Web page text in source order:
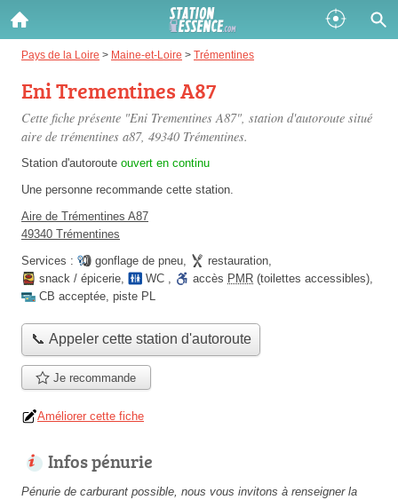
Pays de la Loire > Maine-et-Loire > Trémentines
Eni Trementines A87
Cette fiche présente "Eni Trementines A87", station d'autoroute situé
aire de trémentines a87, 49340 Trémentines.
Station d'autoroute ouvert en continu
Une personne recommande cette station.
Aire de Trémentines A87
49340 Trémentines
Services :
gonflage de pneu, restauration,
snack / épicerie, WC , accès PMR (toilettes accessibles),
CB acceptée, piste PL
📞 Appeler cette station d'autoroute
Je recommande
Améliorer cette fiche
Infos pénurie
Pénurie de carburant possible, nous vous invitons à renseigner la
Gazole :
Disponible
SP 98 :
Disponible
SP 95 :
Disponible